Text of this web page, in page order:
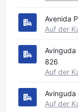
Avenida
Auf der
Avinguda
826
Auf der
Avinguda
Auf der